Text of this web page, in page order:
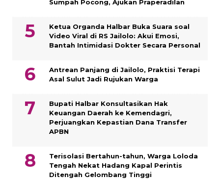
Sumpah Pocong, Ajukan Praperadilan
Ketua Organda Halbar Buka Suara soal
Video Viral di RS Jailolo: Akui Emosi,
Bantah Intimidasi Dokter Secara Personal
Antrean Panjang di Jailolo, Praktisi Terapi
Asal Sulut Jadi Rujukan Warga
Bupati Halbar Konsultasikan Hak
Keuangan Daerah ke Kemendagri,
Perjuangkan Kepastian Dana Transfer
APBN
Terisolasi Bertahun-tahun, Warga Loloda
Tengah Nekat Hadang Kapal Perintis
Ditengah Gelombang Tinggi